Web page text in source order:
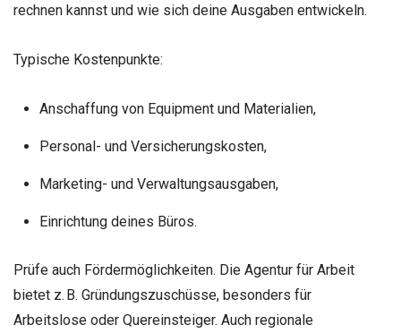
rechnen kannst und wie sich deine Ausgaben entwickeln.
Typische Kostenpunkte:
Anschaffung von Equipment und Materialien,
Personal- und Versicherungskosten,
Marketing- und Verwaltungsausgaben,
Einrichtung deines Büros.
Prüfe auch Fördermöglichkeiten. Die Agentur für Arbeit
bietet z. B. Gründungszuschüsse, besonders für
Arbeitslose oder Quereinsteiger. Auch regionale